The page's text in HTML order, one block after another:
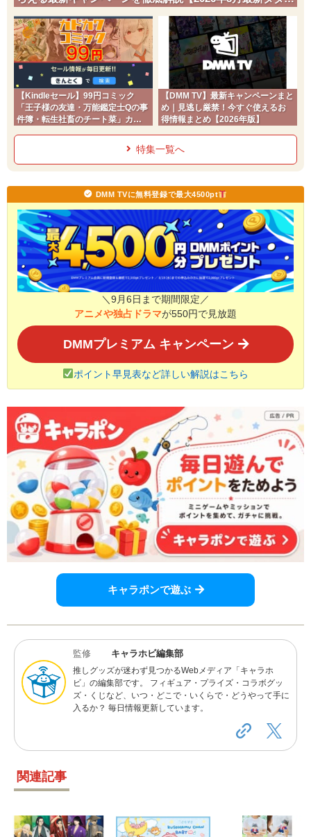
チ】
【Kindleセール】99円コミック
「王子様の友達・万能鑑定士Qの事
件簿・転生社畜のチート菜」カド
【DMM TV】最新キャンペーンまと
め｜見逃し厳禁！今すぐ使えるお
得情報まとめ【2026年版】
特集一覧へ
DMM TVに無料登録で最大4500pt
＼9月6日まで期間限定／
アニメや独占ドラマが550円で見放題
DMMプレミアム キャンペーン
ポイント早見表など詳しい解説はこちら
キャラポンで遊ぶ
監修 キャラホビ編集部
推しグッズが迷わず見つかるWebメディア「キャラホ
ビ」の編集部です。 フィギュア・プライズ・コラボグッ
ズ・くじなど、いつ・どこで・いくらで・どうやって手に
入るか？ 毎日情報更新しています。
関連記事